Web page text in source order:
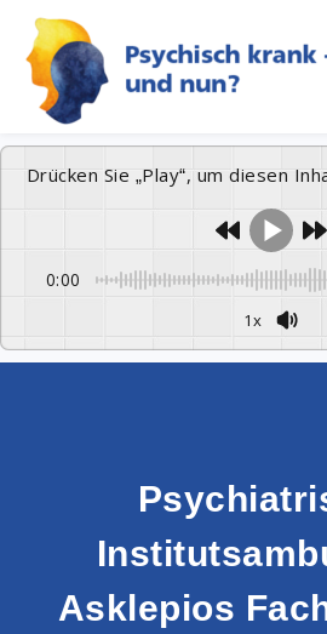
Drücken Sie „Play“, um diesen
0:00
1x
Asklepios